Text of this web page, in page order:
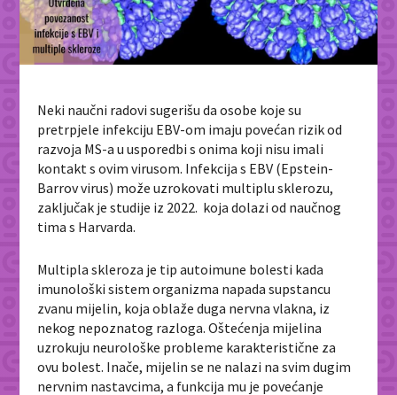
Neki naučni radovi sugerišu da osobe koje su
pretrpjele infekciju EBV-om imaju povećan rizik od
razvoja MS-a u usporedbi s onima koji nisu imali
kontakt s ovim virusom. Infekcija s EBV (Epstein-
Barrov virus) može uzrokovati multiplu sklerozu,
zaključak je studije iz 2022. koja dolazi od naučnog
tima s Harvarda.
Multipla skleroza je tip autoimune bolesti kada
imunološki sistem organizma napada supstancu
zvanu mijelin, koja oblaže duga nervna vlakna, iz
nekog nepoznatog razloga. Oštećenja mijelina
uzrokuju neurološke probleme karakteristične za
ovu bolest. Inače, mijelin se ne nalazi na svim dugim
nervnim nastavcima, a funkcija mu je povećanje